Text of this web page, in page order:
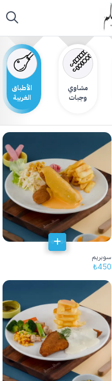
مشاوي
وجبات
الأطباق
الغربية
سوبريم
450
₺